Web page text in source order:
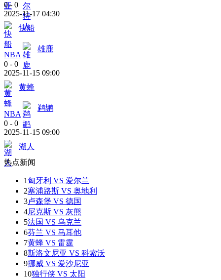
0 - 0
2025-11-17 04:30
快船
NBA
雄鹿
0 - 0
2025-11-15 09:00
黄蜂
NBA
鹈鹕
0 - 0
2025-11-15 09:00
湖人
热点新闻
1匈牙利 VS 爱尔兰
2塞浦路斯 VS 奥地利
3卢森堡 VS 德国
4尼克斯 VS 灰熊
5法国 VS 乌克兰
6芬兰 VS 马耳他
7黄蜂 VS 雷霆
8斯洛文尼亚 VS 科索沃
9挪威 VS 爱沙尼亚
10独行侠 VS 太阳